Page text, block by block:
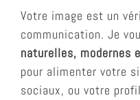
Votre image est un
communication. Je
naturelles, modernes
pour alimenter votre
sociaux, ou votre